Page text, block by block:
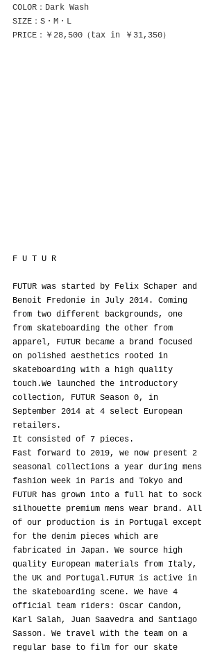
COLOR：Dark Wash
SIZE：S・M・L
PRICE：￥28,500（tax in ￥31,350）
F U T U R
FUTUR was started by Felix Schaper and
Benoit Fredonie in July 2014. Coming
from two different backgrounds, one
from skateboarding the other from
apparel, FUTUR became a brand focused
on polished aesthetics rooted in
skateboarding with a high quality
touch.We launched the introductory
collection, FUTUR Season 0, in
September 2014 at 4 select European
retailers.
It consisted of 7 pieces.
Fast forward to 2019, we now present 2
seasonal collections a year during mens
fashion week in Paris and Tokyo and
FUTUR has grown into a full hat to sock
silhouette premium mens wear brand. All
of our production is in Portugal except
for the denim pieces which are
fabricated in Japan. We source high
quality European materials from Italy,
the UK and Portugal.FUTUR is active in
the skateboarding scene. We have 4
official team riders: Oscar Candon,
Karl Salah, Juan Saavedra and Santiago
Sasson. We travel with the team on a
regular base to film for our skate